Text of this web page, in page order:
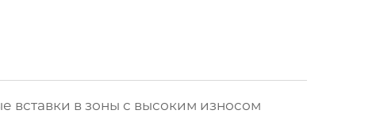
вставки в зоны с высоким износом